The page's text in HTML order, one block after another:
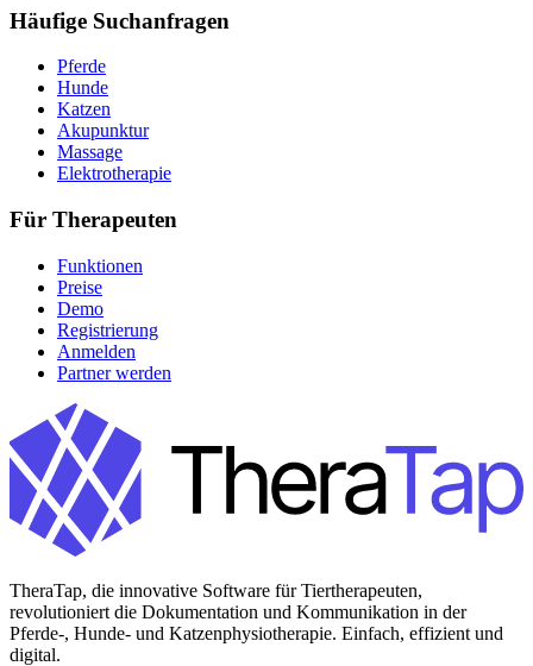
Häufige Suchanfragen
Pferde
Hunde
Katzen
Akupunktur
Massage
Elektrotherapie
Für Therapeuten
Funktionen
Preise
Demo
Registrierung
Anmelden
Partner werden
TheraTap, die innovative Software für Tiertherapeuten,
revolutioniert die Dokumentation und Kommunikation in der
Pferde-, Hunde- und Katzenphysiotherapie. Einfach, effizient und
digital.